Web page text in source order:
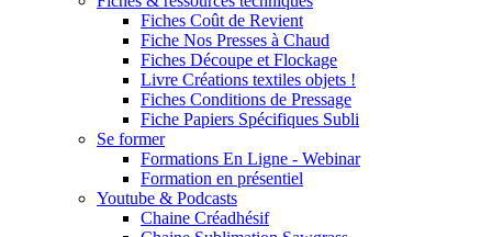
Fiches Coût de Revient
Fiche Nos Presses à Chaud
Fiches Découpe et Flockage
Livre Créations textiles objets !
Fiches Conditions de Pressage
Fiche Papiers Spécifiques Subli
Se former
Formations En Ligne - Webinar
Formation en présentiel
Youtube & Podcasts
Chaine Créadhésif